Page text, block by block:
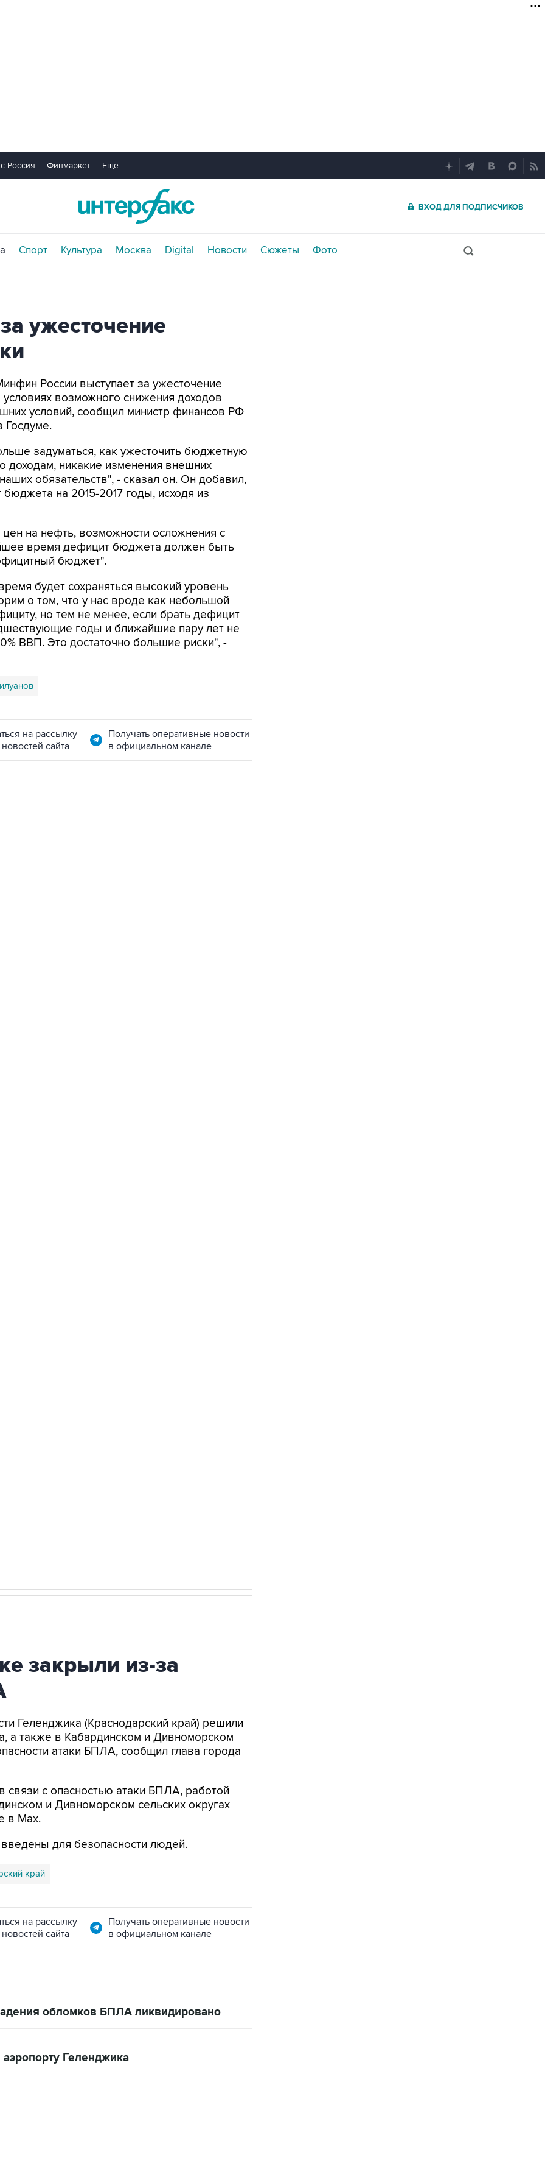
Россия Финмаркет Еще...
ВХОД ДЛЯ ПОДПИСЧИКОВ
Спорт Культура Москва Digital Новости Сюжеты Фото
ужесточение
России выступает за ужесточение
возможного снижения доходов
условий, сообщил министр финансов РФ
Госдуме.
задуматься, как ужесточить бюджетную
доходам, никакие изменения внешних
обязательств", - сказал он. Он добавил,
бюджета на 2015-2017 годы, исходя из
на нефть, возможности осложнения с
время дефицит бюджета должен быть
бюджет".
будет сохраняться высокий уровень
о том, что у нас вроде как небольшой
но тем не менее, если брать дефицит
годы и ближайшие пару лет не
ВВП. Это достаточно большие риски", -
на рассылку
сайта
Получать оперативные новости
в официальном канале
закрыли из-за
Геленджика (Краснодарский край) решили
а также в Кабардинском и Дивноморском
атаки БПЛА, сообщил глава города
связи с опасностью атаки БПЛА, работой
и Дивноморском сельских округах
в Max.
введены для безопасности людей.
край
на рассылку
сайта
Получать оперативные новости
в официальном канале
обломков БПЛА ликвидировано
Геленджика